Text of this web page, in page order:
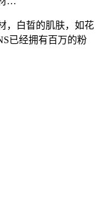
，白晢的肌肤，如花
已经拥有百万的粉